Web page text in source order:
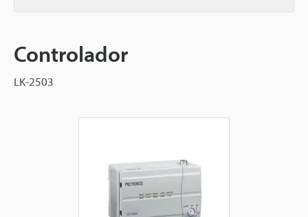
Controlador
LK-2503